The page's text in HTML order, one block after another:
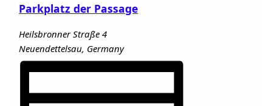
Parkplatz der Passage
Heilsbronner Straße 4
Neuendettelsau, Germany